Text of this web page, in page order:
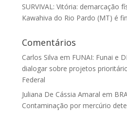
SURVIVAL: Vitória: demarcação
Kawahiva do Rio Pardo (MT) é
Comentários
Carlos Silva em FUNAI: Funai e
dialogar sobre projetos
Federal
Juliana De Cássia Amaral em
Contaminação por mercúrio